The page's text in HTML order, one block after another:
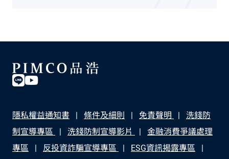
隱私權益通知書 條件及細則 免責聲明
洗錢防
制宣導專區
洗錢防制宣導影片
金融消費爭議處理
專區
反投資詐騙宣導專區
ESG資訊揭露專區